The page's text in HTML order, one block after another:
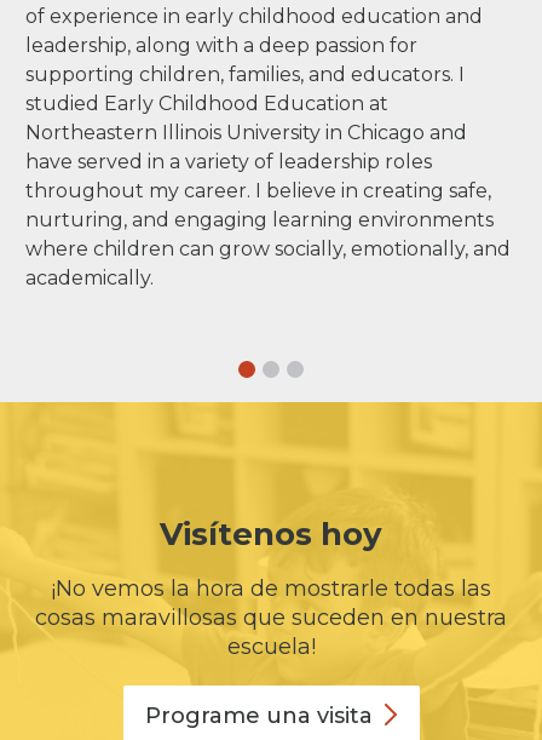
of experience in early childhood education and
leadership, along with a deep passion for
supporting children, families, and educators. I
studied Early Childhood Education at
Northeastern Illinois University in Chicago and
have served in a variety of leadership roles
throughout my career. I believe in creating safe,
nurturing, and engaging learning environments
where children can grow socially, emotionally, and
academically.
Visítenos hoy
¡No vemos la hora de mostrarle todas las
cosas maravillosas que suceden en nuestra
escuela!
Programe una visita